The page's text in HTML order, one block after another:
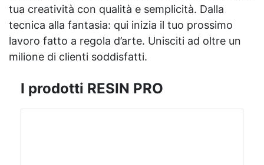
tua creatività con qualità e semplicità. Dalla
tecnica alla fantasia: qui inizia il tuo prossimo
lavoro fatto a regola d’arte. Unisciti ad oltre un
milione di clienti soddisfatti.
I prodotti RESIN PRO